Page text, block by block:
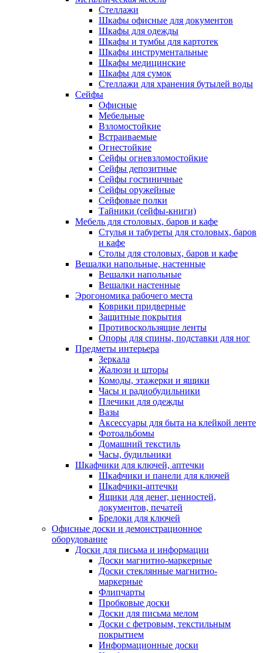
Стеллажи
Шкафы офисные для документов
Шкафы для одежды
Шкафы и тумбы для картотек
Шкафы инструментальные
Шкафы медицинские
Шкафы для сумок
Стеллажи для хранения бутылей воды
Сейфы
Офисные
Мебельные
Взломостойкие
Встраиваемые
Огнестойкие
Сейфы огневзломостойкие
Сейфы депозитные
Сейфы гостиничные
Сейфы оружейные
Сейфовые полки
Тайники (сейфы-книги)
Мебель для столовых, баров и кафе
Стулья и табуреты для столовых, баров
и кафе
Столы для столовых, баров и кафе
Вешалки напольные, настенные
Вешалки напольные
Вешалки настенные
Эрогономика рабочего места
Коврики придверные
Защитные покрытия
Противоскользящие ленты
Опоры для спины, подставки для ног
Предметы интерьера
Зеркала
Жалюзи и шторы
Комоды, этажерки и ящики
Часы и радиобудильники
Плечики для одежды
Вазы
Аксессуары для быта на клейкой ленте
Фотоальбомы
Домашний текстиль
Часы, будильники
Шкафчики для ключей, аптечки
Шкафчики и панели для ключей
Шкафчики-аптечки
Ящики для денег, ценностей,
документов, печатей
Брелоки для ключей
Офисные доски и демонстрационное
оборудование
Доски для письма и информации
Доски магнитно-маркерные
Доски стеклянные магнитно-
маркерные
Флипчарты
Пробковые доски
Доски для письма мелом
Доски с фетровым, текстильным
покрытием
Информационные доски